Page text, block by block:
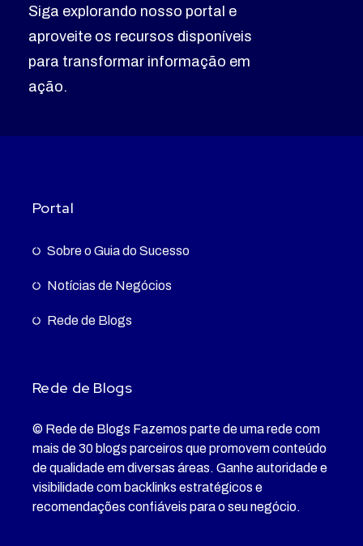
Siga explorando nosso portal e
aproveite os recursos disponíveis
para transformar informação em
ação.
Portal
Sobre o Guia do Sucesso
Notícias de Negócios
Rede de Blogs
Rede de Blogs
© Rede de Blogs Fazemos parte de uma rede com
mais de 30 blogs parceiros que promovem conteúdo
de qualidade em diversas áreas. Ganhe autoridade e
visibilidade com backlinks estratégicos e
recomendações confiáveis para o seu negócio.